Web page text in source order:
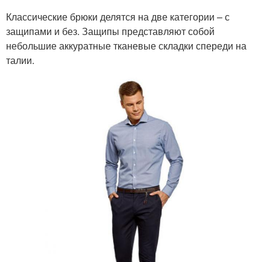
Классические брюки делятся на две категории – с
защипами и без. Защипы представляют собой
небольшие аккуратные тканевые складки спереди на
талии.